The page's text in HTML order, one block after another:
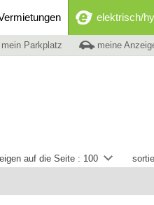
elektrisch/
mein Parkplatz meine
auf die Seite : 100